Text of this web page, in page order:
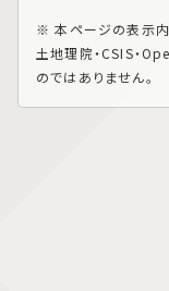
※ 本ページの表示内
土地理院・CSIS・
のではありません。